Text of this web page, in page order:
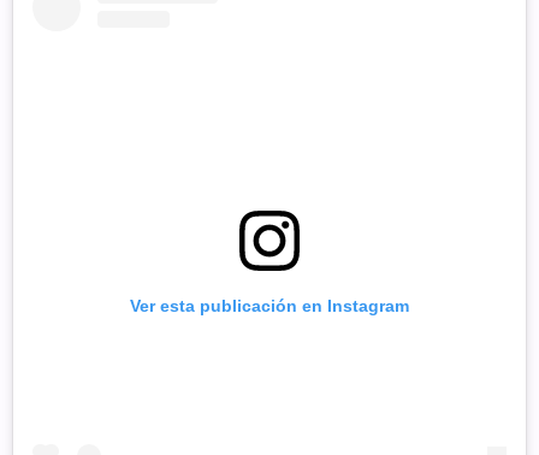
Ver esta publicación en Instagram